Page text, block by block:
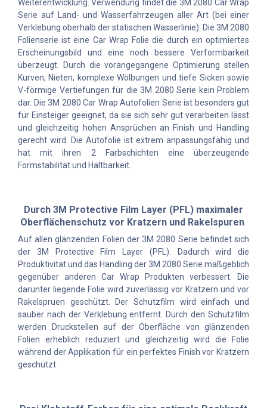
Weiterentwicklung. Verwendung findet die 3M 2080 Car Wrap
Serie auf Land- und Wasserfahrzeugen aller Art (bei einer
Verklebung oberhalb der statischen Wasserlinie). Die 3M 2080
Folienserie ist eine Car Wrap Folie die durch ein optimiertes
Erscheinungsbild und eine noch bessere Verformbarkeit
überzeugt. Durch die vorangegangene Optimierung stellen
Kurven, Nieten, komplexe Wölbungen und tiefe Sicken sowie
V-förmige Vertiefungen für die 3M 2080 Serie kein Problem
dar. Die 3M 2080 Car Wrap Autofolien Serie ist besonders gut
für Einsteiger geeignet, da sie sich sehr gut verarbeiten lässt
und gleichzeitig hohen Ansprüchen an Finish und Handling
gerecht wird. Die Autofolie ist extrem anpassungsfähig und
hat mit ihren 2 Farbschichten eine überzeugende
Formstabilität und Haltbarkeit.
Durch 3M Protective Film Layer (PFL) maximaler
Oberflächenschutz vor Kratzern und Rakelspuren
Auf allen glänzenden Folien der 3M 2080 Serie befindet sich
der 3M Protective Film Layer (PFL). Dadurch wird die
Produktivität und das Handling der 3M 2080 Serie maßgeblich
gegenüber anderen Car Wrap Produkten verbessert. Die
darunter liegende Folie wird zuverlässig vor Kratzern und vor
Rakelspruen geschützt. Der Schutzfilm wird einfach und
sauber nach der Verklebung entfernt. Durch den Schutzfilm
werden Druckstellen auf der Oberfläche von glänzenden
Folien erheblich reduziert und gleichzeitig wird die Folie
während der Applikation für ein perfektes Finish vor Kratzern
geschützt.